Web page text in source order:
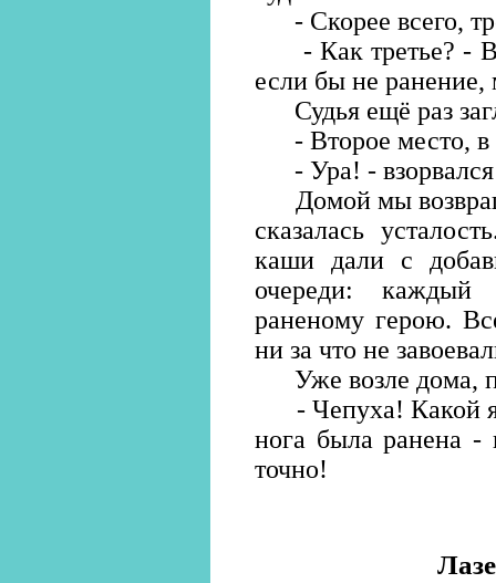
- Скорее всего,
- Как третье? -
если бы не
Судья ещё раз
- Второе место, в
- Ура! - взорвался
Домой мы
сказалась
каши дали с
очереди: каждый
раненому герою.
ни за что не
Уже возле дома,
- Чепуха! Какой я
нога была ранена
точно!